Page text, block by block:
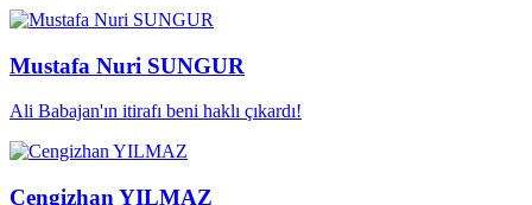
Mustafa Nuri SUNGUR
Ali Babajan'ın itirafı beni haklı çıkardı!
Cengizhan YILMAZ